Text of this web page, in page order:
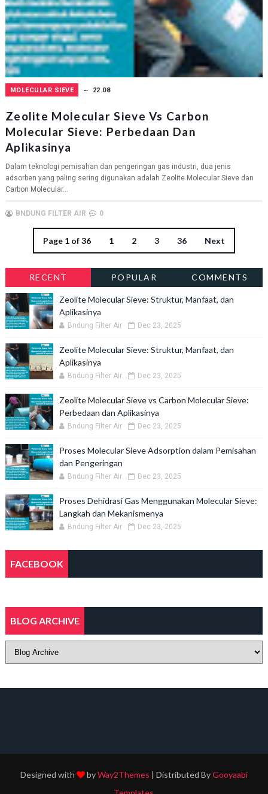
MOLECULAR SIEVE 22.08
Zeolite Molecular Sieve Vs Carbon
Molecular Sieve: Perbedaan Dan
Aplikasinya
Dalam teknologi pemisahan dan pengeringan gas industri, dua jenis
adsorben yang paling sering digunakan adalah Zeolite Molecular Sieve dan
Carbon Molecular...
BNDUNG FILTER AIR 0
Page 1 of 36 1 2 3 36 Next
RECENT POPULAR COMMENTS
Zeolite Molecular Sieve: Struktur, Manfaat, dan
Aplikasinya
Bndung Filter Air Dec 23, 2025
Zeolite Molecular Sieve: Struktur, Manfaat, dan
Aplikasinya
Bndung Filter Air Dec 23, 2025
Zeolite Molecular Sieve vs Carbon Molecular Sieve:
Perbedaan dan Aplikasinya
Bndung Filter Air Dec 23, 2025
Proses Molecular Sieve Adsorption dalam Pemisahan
dan Pengeringan
Bndung Filter Air Dec 23, 2025
Proses Dehidrasi Gas Menggunakan Molecular Sieve:
Langkah dan Mekanismenya
Bndung Filter Air Dec 23, 2025
FACEBOOK
BLOG ARCHIVE
Designed with byWay2Themes | Distributed ByGooyaabi